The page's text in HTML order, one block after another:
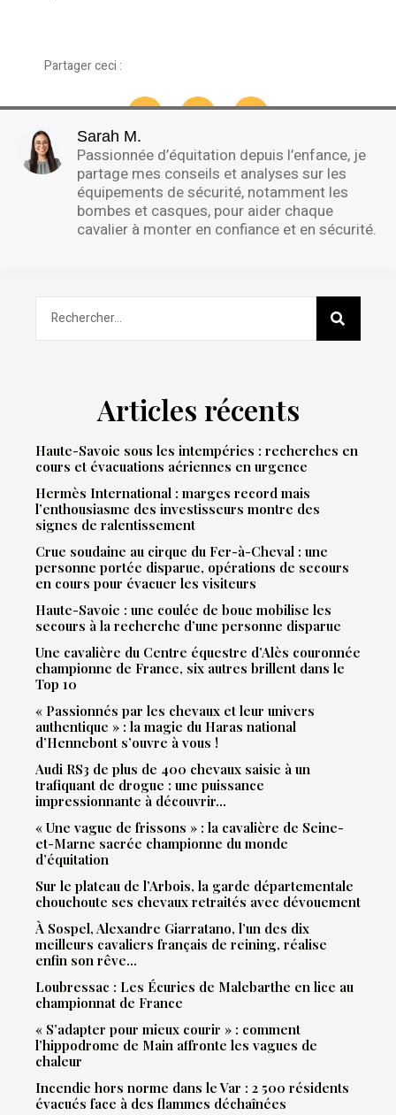
Partager ceci :
Sarah M.
Passionnée d’équitation depuis l’enfance, je
partage mes conseils et analyses sur les
équipements de sécurité, notamment les
bombes et casques, pour aider chaque
cavalier à monter en confiance et en sécurité.
Articles récents
Haute-Savoie sous les intempéries : recherches en
cours et évacuations aériennes en urgence
Hermès International : marges record mais
l’enthousiasme des investisseurs montre des
signes de ralentissement
Crue soudaine au cirque du Fer-à-Cheval : une
personne portée disparue, opérations de secours
en cours pour évacuer les visiteurs
Haute-Savoie : une coulée de boue mobilise les
secours à la recherche d’une personne disparue
Une cavalière du Centre équestre d’Alès couronnée
championne de France, six autres brillent dans le
Top 10
« Passionnés par les chevaux et leur univers
authentique » : la magie du Haras national
d’Hennebont s’ouvre à vous !
Audi RS3 de plus de 400 chevaux saisie à un
trafiquant de drogue : une puissance
impressionnante à découvrir…
« Une vague de frissons » : la cavalière de Seine-
et-Marne sacrée championne du monde
d’équitation
Sur le plateau de l’Arbois, la garde départementale
chouchoute ses chevaux retraités avec dévouement
À Sospel, Alexandre Giarratano, l’un des dix
meilleurs cavaliers français de reining, réalise
enfin son rêve…
Loubressac : Les Écuries de Malebarthe en lice au
championnat de France
« S’adapter pour mieux courir » : comment
l’hippodrome de Main affronte les vagues de
chaleur
Incendie hors norme dans le Var : 2 500 résidents
évacués face à des flammes déchaînées